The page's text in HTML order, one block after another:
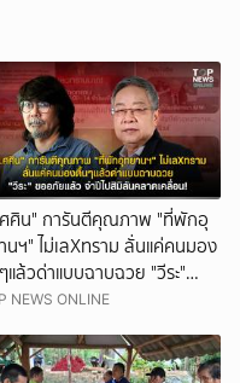
ศิน" การันตีคุณภาพ "ที่พักอุ
นฯ" ไม่เลXทราม ลั่นแค่คนมอง
แล้วด่าแบบฉาบฉวย "วีระ"
ภัยแล้ว จำปีไปสิมิลันคลาด
NEWS ONLINE